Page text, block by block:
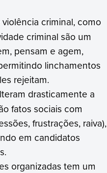
criminal, como
criminal são um
pensam e agem,
linchamentos
rejeitam.
drasticamente a
fatos sociais com
frustrações, raiva),
em candidatos
organizadas tem um